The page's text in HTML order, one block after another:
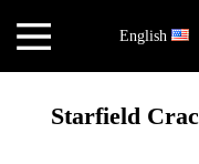
English
Starfield